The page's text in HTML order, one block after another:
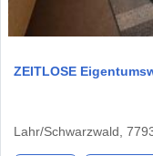
ZEITLOSE
Lahr/Schwarzwald,